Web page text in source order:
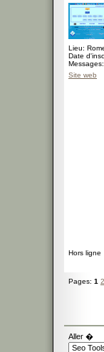
Lieu:
Date
Site web
Hors ligne
Pages: 1 2
Aller �